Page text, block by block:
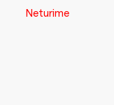
Neturime